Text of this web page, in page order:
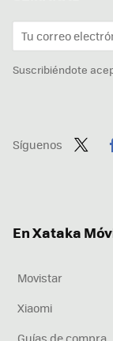
Suscribiéndote
Síguenos
En Xataka
Movistar
Xiaomi
Guías de compra